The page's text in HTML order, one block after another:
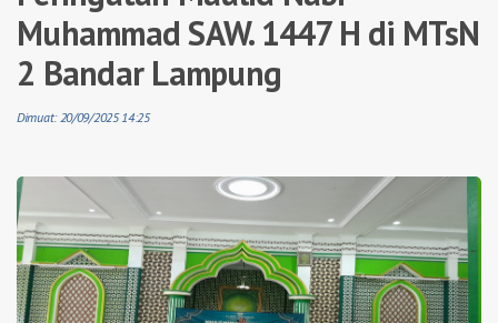
Muhammad SAW. 1447 H di MTsN
2 Bandar Lampung
Dimuat: 20/09/2025 14:25